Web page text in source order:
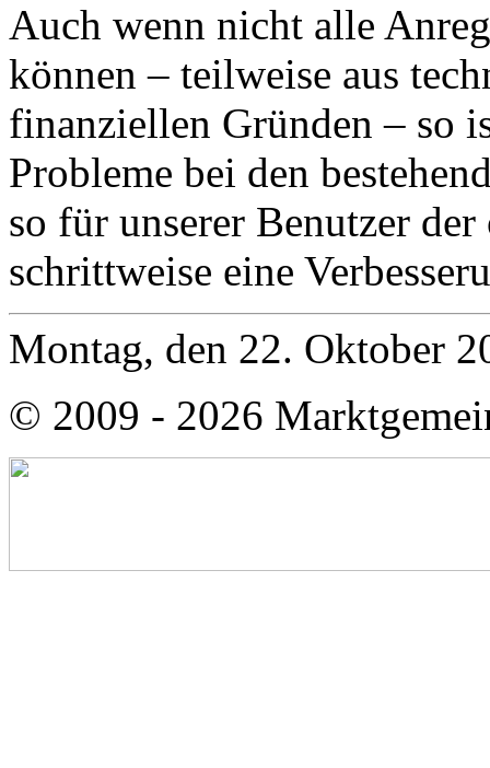
Auch wenn nicht alle
können – teilweise aus
finanziellen Gründen – so
Probleme bei den
so für unserer Benutzer
schrittweise eine
Montag, den 22. Oktober
© 2009 - 2026